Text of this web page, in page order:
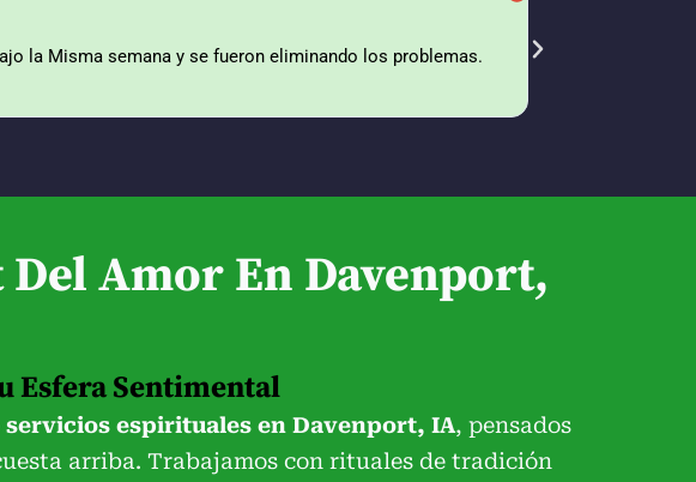
la Misma semana y se fueron eliminando los problemas.
Vine porque
Amor En Davenport,
Esfera Sentimental
servicios espirituales en Davenport, IA, pensados
arriba. Trabajamos con rituales de tradición